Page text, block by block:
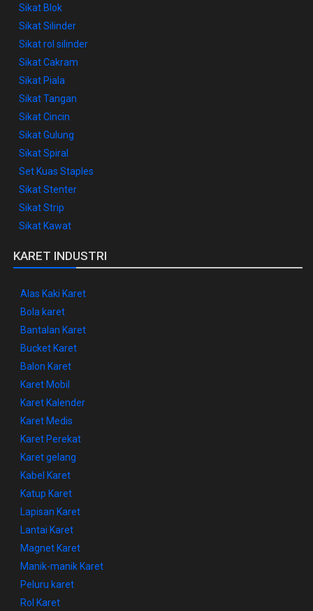
Sikat Blok
Sikat Silinder
Sikat rol silinder
Sikat Cakram
Sikat Piala
Sikat Tangan
Sikat Cincin
Sikat Gulung
Sikat Spiral
Set Kuas Staples
Sikat Stenter
Sikat Strip
Sikat Kawat
KARET INDUSTRI
Alas Kaki Karet
Bola karet
Bantalan Karet
Bucket Karet
Balon Karet
Karet Mobil
Karet Kalender
Karet Medis
Karet Perekat
Karet gelang
Kabel Karet
Katup Karet
Lapisan Karet
Lantai Karet
Magnet Karet
Manik-manik Karet
Peluru karet
Rol Karet